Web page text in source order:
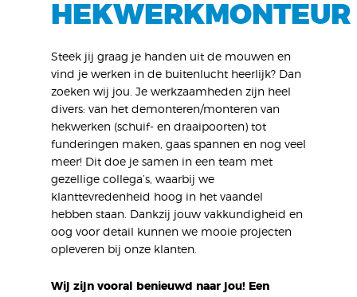
HEKWERKMONTEUR
Steek jij graag je handen uit de mouwen en
vind je werken in de buitenlucht heerlijk? Dan
zoeken wij jou. Je werkzaamheden zijn heel
divers: van het demonteren/monteren van
hekwerken (schuif- en draaipoorten) tot
funderingen maken, gaas spannen en nog veel
meer! Dit doe je samen in een team met
gezellige collega’s, waarbij we
klanttevredenheid hoog in het vaandel
hebben staan. Dankzij jouw vakkundigheid en
oog voor detail kunnen we mooie projecten
opleveren bij onze klanten.
Wij zijn vooral benieuwd naar jou! Een